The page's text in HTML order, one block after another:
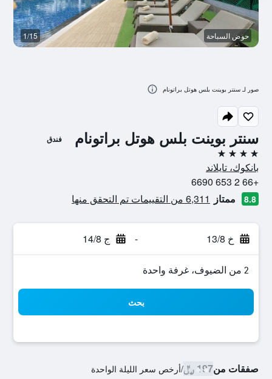
سنتر بوينت بلس هوتل براتونام فندق
4 نجوم
بانكوك، تايلاند
+66 2 653 6690
8.8 ممتاز 6,311 من التقييمات تم التحقق منها
خ 13/8 - ج 14/8
2 من الضيوف، غرفة واحدة
بحث
صفقات من197 ﷼ /أرخص سعر الليلة الواحدة
حوض السباحة 1/15
صور لـ سنتر بوينت بلس هوتل براتونام